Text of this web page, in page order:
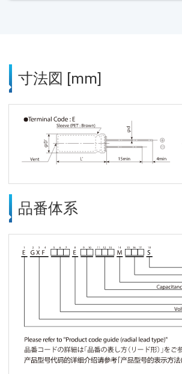
寸法図 [mm]
品番体系